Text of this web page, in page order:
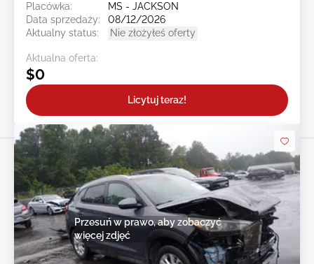
Placówka:
MS - JACKSON
Data sprzedaży:
08/12/2026
Aktualny status:
Nie złożyłeś oferty
Aktualna oferta:
$0
Licytuj teraz!
Przesuń w prawo, aby zobaczyć
więcej zdjęć